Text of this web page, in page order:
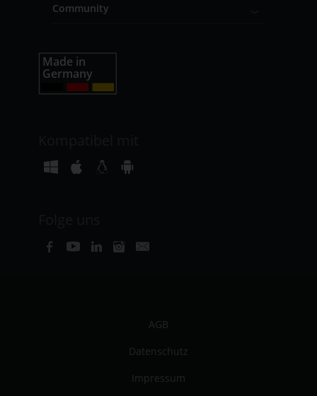
Community
AGB
Datenschutz
Impressum